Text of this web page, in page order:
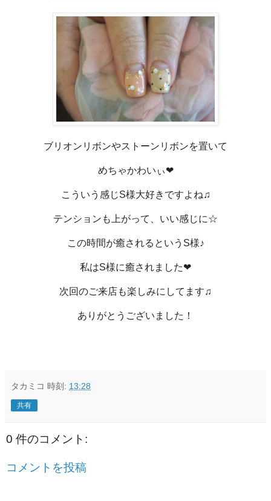
ブリオンリボンやストーンリボンを置いて
めちゃかわいぃ❤
こういう感じS様大好きですよね♫
テンションも上がって、いい感じに☆
この時間が癒されるというS様♪
私はS様に癒されました❤
次回のご来店も楽しみにしてます♫
ありがとうございました！
タカミコ 時刻: 13:28
共有
0 件のコメント:
コメントを投稿